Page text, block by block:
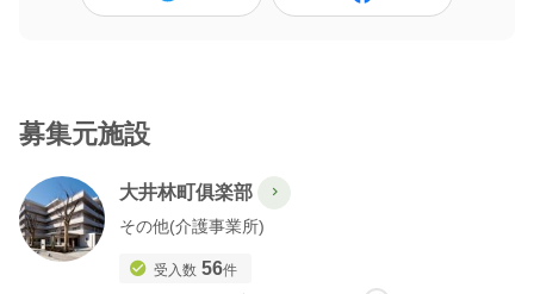
募集元施設
大井林町俱楽部
その他(介護事業所)
受入数 56件